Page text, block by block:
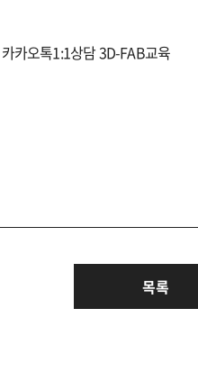
카카오톡1:1상담3D-FAB교육
목록